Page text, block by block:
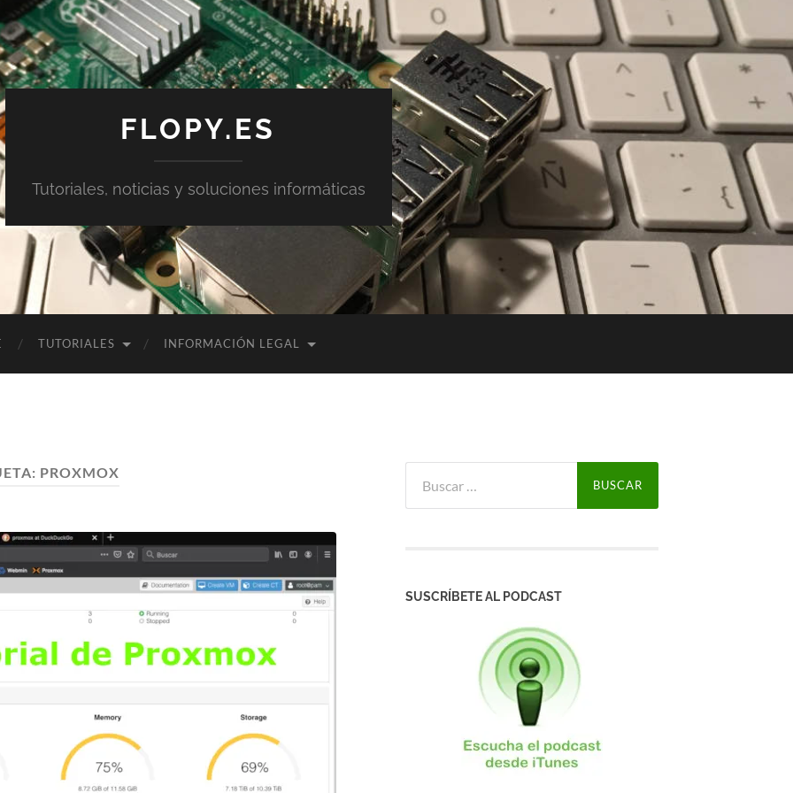
FLOPY.ES
Tutoriales, noticias y soluciones informáticas
TUTORIALES INFORMACIÓN LEGAL
PROXMOX
SUSCRÍBETE AL PODCAST